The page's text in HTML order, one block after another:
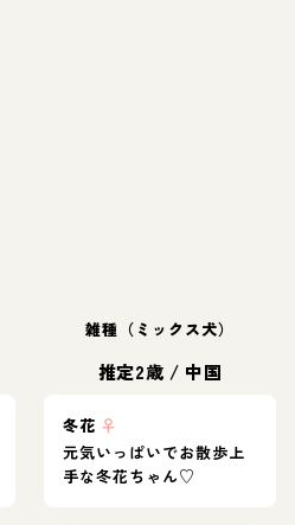
雑種（ミックス犬）
推定2歳 / 中国
冬花 ♀
元気いっぱいでお散歩上
手な冬花ちゃん♡